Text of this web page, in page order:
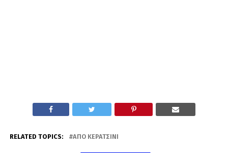
RELATED TOPICS: ΑΠΟ ΚΕΡΑΤΣΊΝΙ